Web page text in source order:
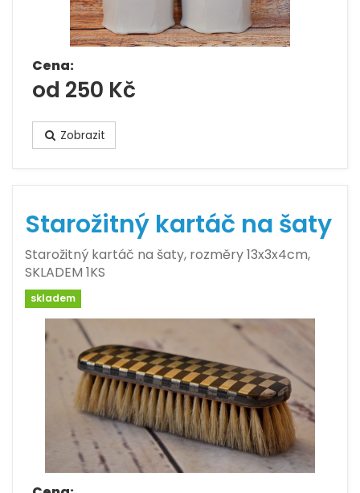
Cena:
od 250 Kč
Zobrazit
Starožitný kartáč na šaty
Starožitný kartáč na šaty, rozměry 13x3x4cm,
SKLADEM 1KS
skladem